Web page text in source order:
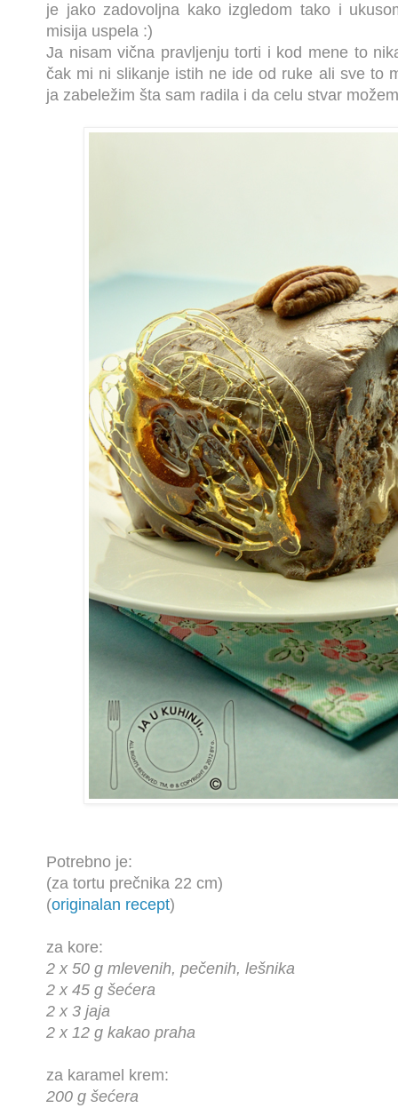
je jako zadovoljna kako izgledom tako i
misija uspela :)
Ja nisam vična pravljenju torti i kod mene to
čak mi ni slikanje istih ne ide od ruke ali sve to
ja zabeležim šta sam radila i da celu stvar
Potrebno je:
(za tortu prečnika 22 cm)
(originalan recept)
za kore:
2 x 50 g mlevenih, pečenih, lešnika
2 x 45 g šećera
2 x 3 jaja
2 x 12 g kakao praha
za karamel krem:
200 g šećera